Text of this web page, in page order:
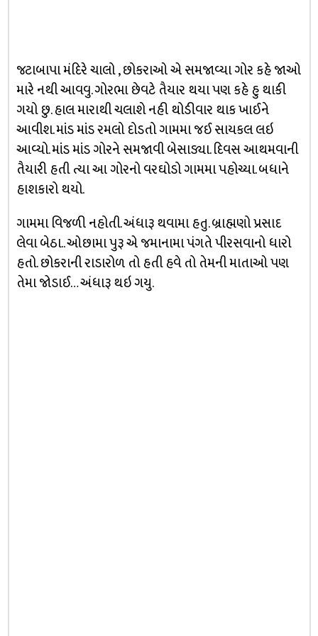
જટાબાપા મંદિરે ચાલો , છોકરાઓ એ સમજાવ્યા ગોર કહે જાઓ
મારે નથી આવવુ. ગોરભા છેવટે તૈયાર થયા પણ કહે હુ થાકી
ગયો છુ. હાલ મારાથી ચલાશે નહી થોડીવાર થાક ખાઈને
આવીશ. માંડ માંડ રમલો દોડતો ગામમા જઈ સાયકલ લઇ
આવ્યો. માંડ માંડ ગોરને સમજાવી બેસાડ્યા. દિવસ આથમવાની
તૈયારી હતી ત્યા આ ગોરનો વરઘોડો ગામમા પહોચ્યા. બધાને
હાશકારો થયો.
ગામમા વિજળી નહોતી. અંધારૂ થવામા હતુ. બ્રાહ્મણો પ્રસાદ
લેવા બેઠા.. ઓછામા પુરૂ એ જમાનામા પંગતે પીરસવાનો ધારો
હતો. છોકરાની રાડારોળ તો હતી હવે તો તેમની માતાઓ પણ
તેમા જોડાઈ… અંધારૂ થઇ ગયુ.